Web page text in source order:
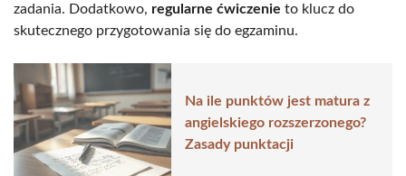
zadania. Dodatkowo, regularne ćwiczenie to klucz do
skutecznego przygotowania się do egzaminu.
Na ile punktów jest matura z
angielskiego rozszerzonego?
Zasady punktacji